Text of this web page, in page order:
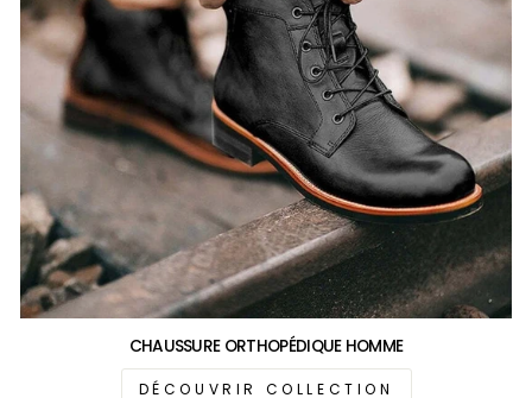
CHAUSSURE ORTHOPÉDIQUE HOMME
DÉCOUVRIR COLLECTION